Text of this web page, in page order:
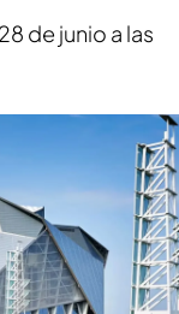
de junio a las